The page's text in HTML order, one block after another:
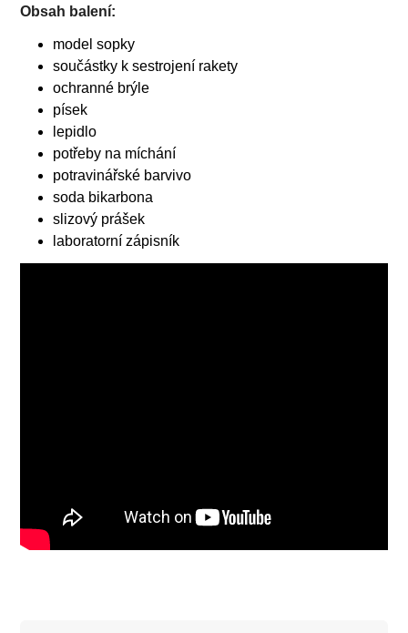
Obsah balení:
model sopky
součástky k sestrojení rakety
ochranné brýle
písek
lepidlo
potřeby na míchání
potravinářské barvivo
soda bikarbona
slizový prášek
laboratorní zápisník